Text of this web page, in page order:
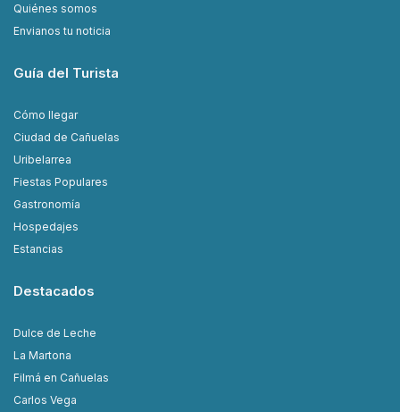
Quiénes somos
Envianos tu noticia
Guía del Turista
Cómo llegar
Ciudad de Cañuelas
Uribelarrea
Fiestas Populares
Gastronomía
Hospedajes
Estancias
Destacados
Dulce de Leche
La Martona
Filmá en Cañuelas
Carlos Vega